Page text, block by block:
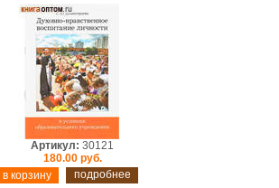
Артикул: 30121
180.00 руб.
подробнее